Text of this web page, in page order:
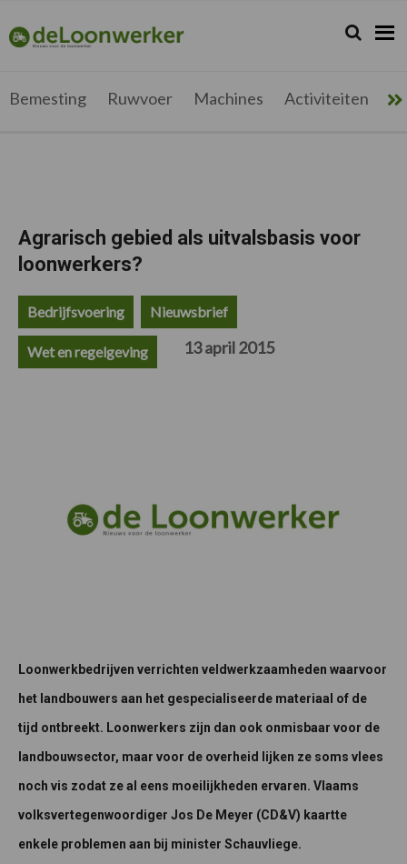
de
hoofdnavigatie
de
hoofd
de
eerste
de
voettekst
deloonwerker.be Zoeken...
Zoek
Bemesting Ruwvoer Machines Activiteiten
Agrarisch gebied als uitvalsbasis voor
loonwerkers?
Bedrijfsvoering Nieuwsbrief
Wet en regelgeving 13 april 2015
Loonwerkbedrijven verrichten veldwerkzaamheden waarvoor
het landbouwers aan het gespecialiseerde materiaal of de
tijd ontbreekt. Loonwerkers zijn dan ook onmisbaar voor de
landbouwsector, maar voor de overheid lijken ze soms vlees
noch vis zodat ze al eens moeilijkheden ervaren. Vlaams
volksvertegenwoordiger Jos De Meyer (CD&V) kaartte
enkele problemen aan bij minister Schauvliege.